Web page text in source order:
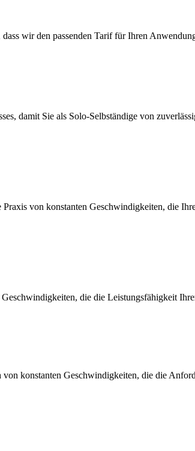
wir den passenden Tarif für Ihren
damit Sie als Solo-Selbständige von
von konstanten Geschwindigkeiten, die
die die Leistungsfähigkeit
konstanten Geschwindigkeiten, die die